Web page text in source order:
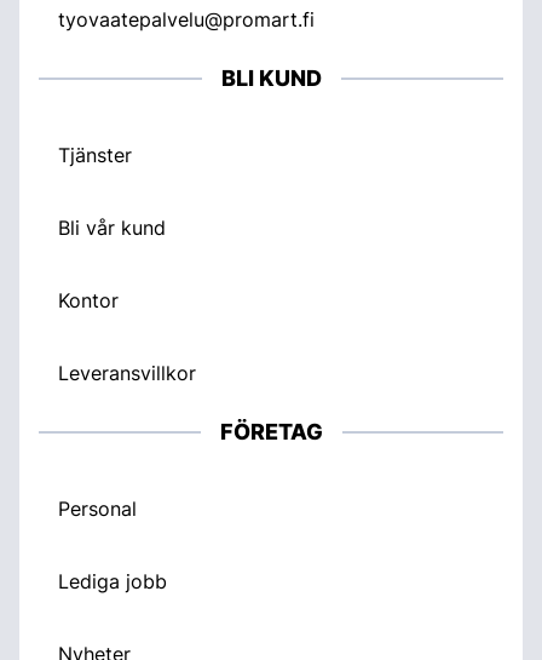
tyovaatepalvelu@promart.fi
BLI KUND
Tjänster
Bli vår kund
Kontor
Leveransvillkor
FÖRETAG
Personal
Lediga jobb
Nyheter